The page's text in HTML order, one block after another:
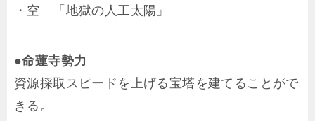
・空 「地獄の人工太陽」
●命蓮寺勢力
資源採取スピードを上げる宝塔を建てることがで
きる。